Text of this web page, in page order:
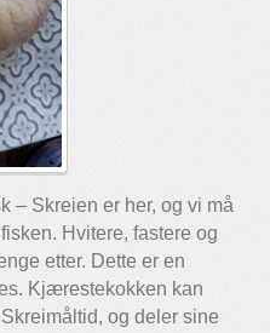
– Skreien er her, og vi må
Hvitere, fastere og
etter. Dette er en
Kjærestekokken kan
og deler sine